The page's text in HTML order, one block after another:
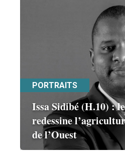
PORTRAITS
Issa Sidibé (H.10) :
redessine
de l’Ouest